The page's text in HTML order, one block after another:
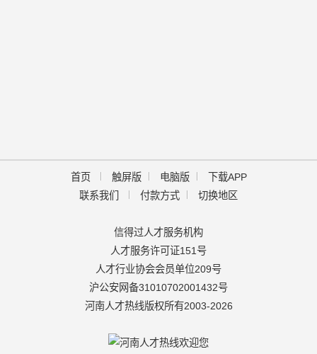
首页
触屏版 电脑版
下载APP
联系我们
付款方式 切换地区
信得过人才服务机构
人才服务许可证151号
人才行业协会会员单位209号
沪公安网备31010702001432号
河南人才热线版权所有2003-2026